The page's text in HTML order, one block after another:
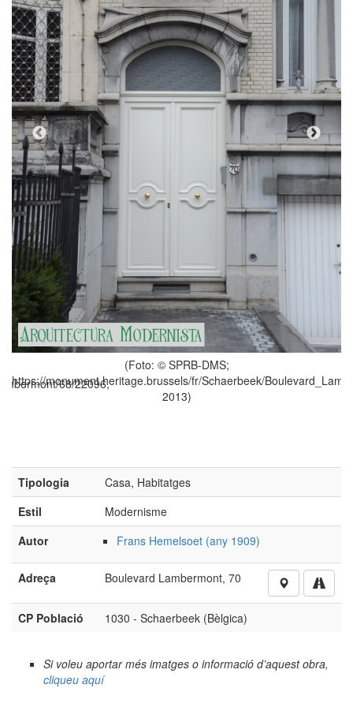
fr/Schaerbeek/Boulevard_Lambermont/68/22096,
https://
Tipologia
Casa, Habitatges
Estil
Modernisme
Autor
Frans Hemelsoet (any 1909)
Adreça Boulevard Lambermont, 70
CP Població 1030 - Schaerbeek (Bèlgica)
Si voleu aportar més imatges o informació d’aquest obra,
cliqueu aquí